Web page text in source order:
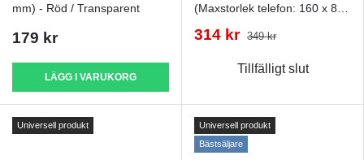
mm) - Röd / Transparent
179 kr
LÄGG I VARUKORG
(Maxstorlek telefon: 160 x 80
314 kr 349 kr
Tillfälligt slut
Universell produkt
Universell produkt
Bästsäljare